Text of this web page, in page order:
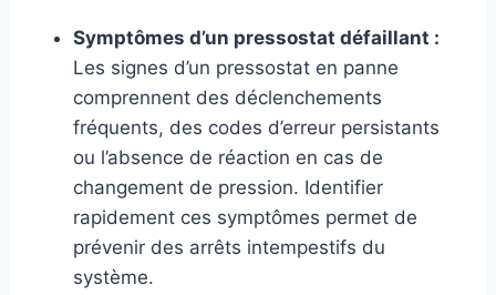
Symptômes d’un pressostat défaillant :
Les signes d’un pressostat en panne
comprennent des déclenchements
fréquents, des codes d’erreur persistants
ou l’absence de réaction en cas de
changement de pression. Identifier
rapidement ces symptômes permet de
prévenir des arrêts intempestifs du
système.